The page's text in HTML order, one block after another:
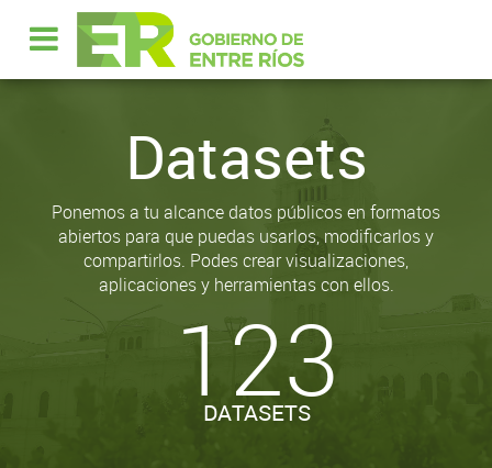
Datasets
Ponemos a tu alcance datos públicos en formatos
abiertos para que puedas usarlos, modificarlos y
compartirlos. Podes crear visualizaciones,
aplicaciones y herramientas con ellos.
123
DATASETS